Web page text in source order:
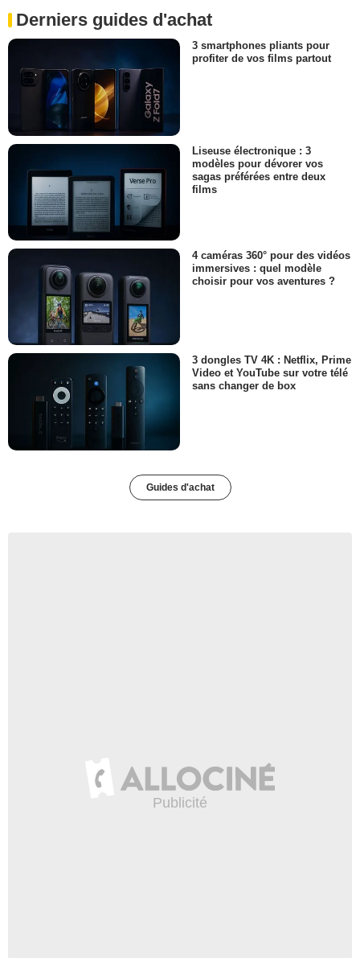
Derniers guides d'achat
3 smartphones pliants pour
profiter de vos films partout
Liseuse électronique : 3
modèles pour dévorer vos
sagas préférées entre deux
films
4 caméras 360° pour des vidéos
immersives : quel modèle
choisir pour vos aventures ?
3 dongles TV 4K : Netflix, Prime
Video et YouTube sur votre télé
sans changer de box
Guides d'achat